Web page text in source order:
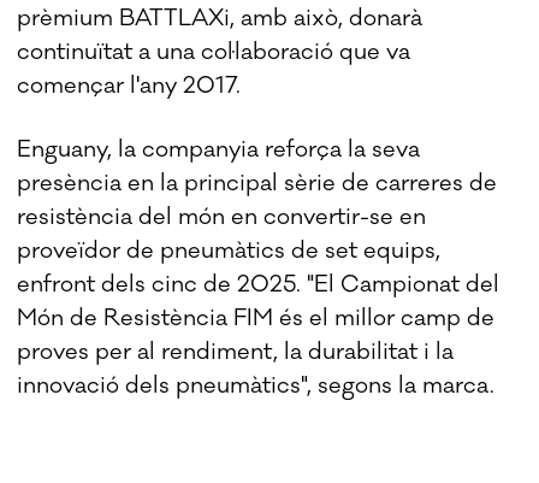
prèmium BATTLAXi, amb això, donarà
continuïtat a una col·laboració que va
començar l'any 2017.
Enguany, la companyia reforça la seva
presència en la principal sèrie de carreres de
resistència del món en convertir-se en
proveïdor de pneumàtics de set equips,
enfront dels cinc de 2025. "El Campionat del
Món de Resistència FIM és el millor camp de
proves per al rendiment, la durabilitat i la
innovació dels pneumàtics", segons la marca.